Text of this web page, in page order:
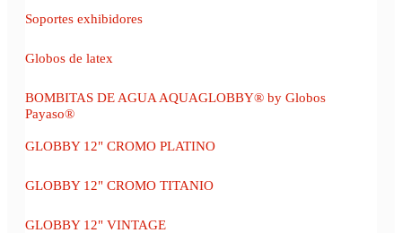
Soportes exhibidores
Globos de latex
BOMBITAS DE AGUA AQUAGLOBBY® by Globos
Payaso®
GLOBBY 12" CROMO PLATINO
GLOBBY 12" CROMO TITANIO
GLOBBY 12" VINTAGE